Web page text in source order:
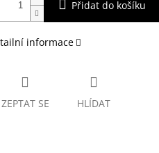
Přidat do košíku
informace
ZEPTAT SE HLÍDAT